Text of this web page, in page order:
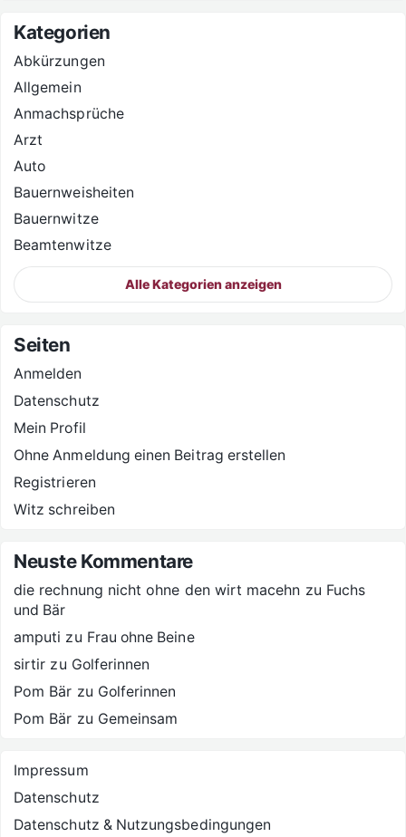
Kategorien
Abkürzungen
Allgemein
Anmachsprüche
Arzt
Auto
Bauernweisheiten
Bauernwitze
Beamtenwitze
Alle Kategorien anzeigen
Seiten
Anmelden
Datenschutz
Mein Profil
Ohne Anmeldung einen Beitrag erstellen
Registrieren
Witz schreiben
Neuste Kommentare
die rechnung nicht ohne den wirt macehn zu Fuchs
und Bär
amputi zu Frau ohne Beine
sirtir zu Golferinnen
Pom Bär zu Golferinnen
Pom Bär zu Gemeinsam
Impressum
Datenschutz
Datenschutz & Nutzungsbedingungen